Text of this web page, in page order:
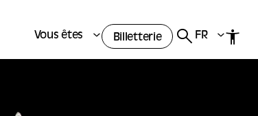
Vous êtes Billetterie FR